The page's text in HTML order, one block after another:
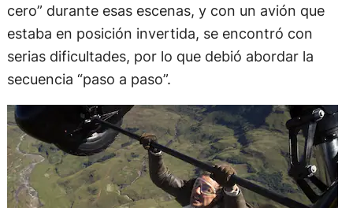
cero” durante esas escenas, y con un avión que
estaba en posición invertida, se encontró con
serias dificultades, por lo que debió abordar la
secuencia “paso a paso”.